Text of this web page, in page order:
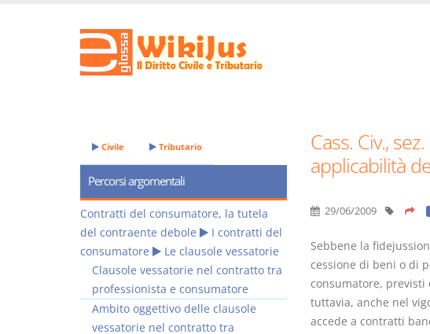
Cass. Civ.,
applicabilità
29/06/2009
Sebbene la
cessione di beni o di
consumatore, previsti
tuttavia, anche nel
accede a contratti
Civile Tributario
Percorsi argomentali
Contratti del consumatore, la tutela
del contraente debole
I contratti del
consumatore
Le clausole vessatorie
Clausole vessatorie nel contratto tra
professionista e consumatore
Ambito oggettivo delle clausole
vessatorie nel contratto tra